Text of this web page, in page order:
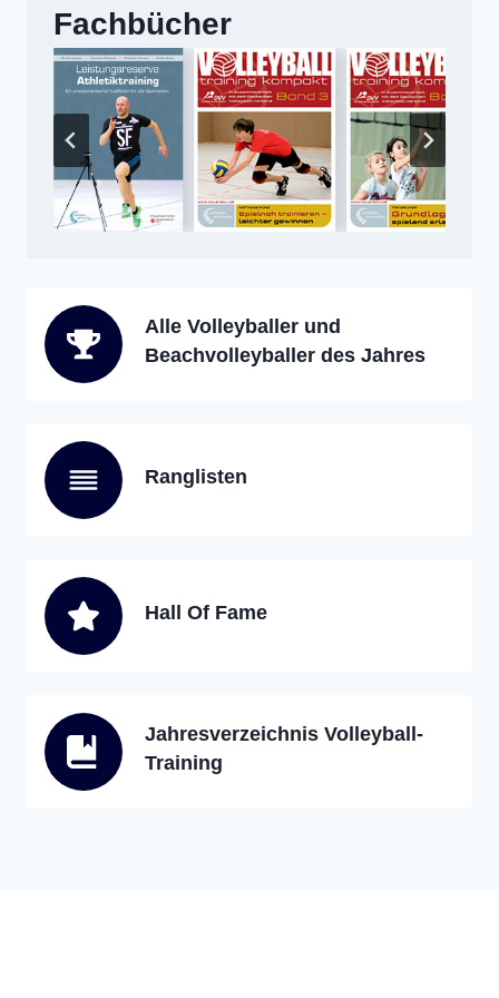
Fachbücher
Alle Volleyballer und
Beachvolleyballer des Jahres
Ranglisten
Hall Of Fame
Jahresverzeichnis Volleyball-
Training